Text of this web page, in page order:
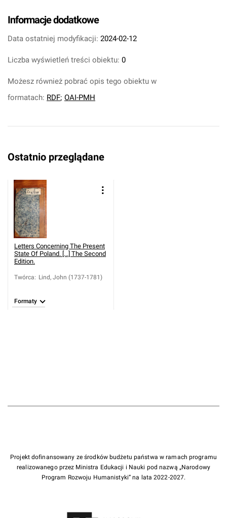
Informacje dodatkowe
Data ostatniej modyfikacji: 2024-02-12
Liczba wyświetleń treści obiektu: 0
Możesz również pobrać opis tego obiektu w
formatach: RDF; OAI-PMH
Ostatnio przeglądane
Letters Concerning The Present
State Of Poland. [...] The Second
Edition.
Twórca: Lind, John (1737-1781)
Formaty
Projekt dofinansowany ze środków budżetu państwa w ramach programu
realizowanego przez Ministra Edukacji i Nauki pod nazwą „Narodowy
Program Rozwoju Humanistyki” na lata 2022-2027.